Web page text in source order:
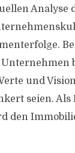
Analyse
und
seien. Als
den